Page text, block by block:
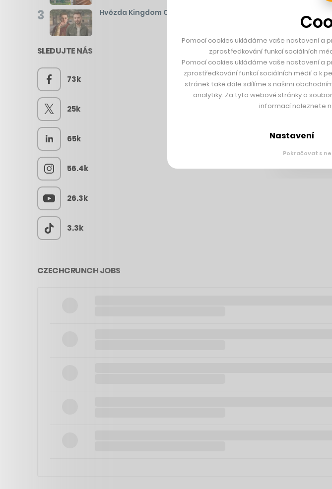
3 Hvězda Kingdom Come otevírá hospodu na Vinohradech. Je
SLEDUJTE NÁS
73k
25k
65k
56.4k
26.3k
3.3k
CZECHCRUNCH JOBS
Pomocí cookies ukládáme vaše nastavení a
zprostředkování funkcí sociálních
Pomocí cookies ukládáme vaše nastavení a
zprostředkování funkcí sociálních médií a k
stránek také dále sdílíme s našimi
analytiky. Za tyto webové stránky a
informací naleznete
Nastavení
Pokračovat s